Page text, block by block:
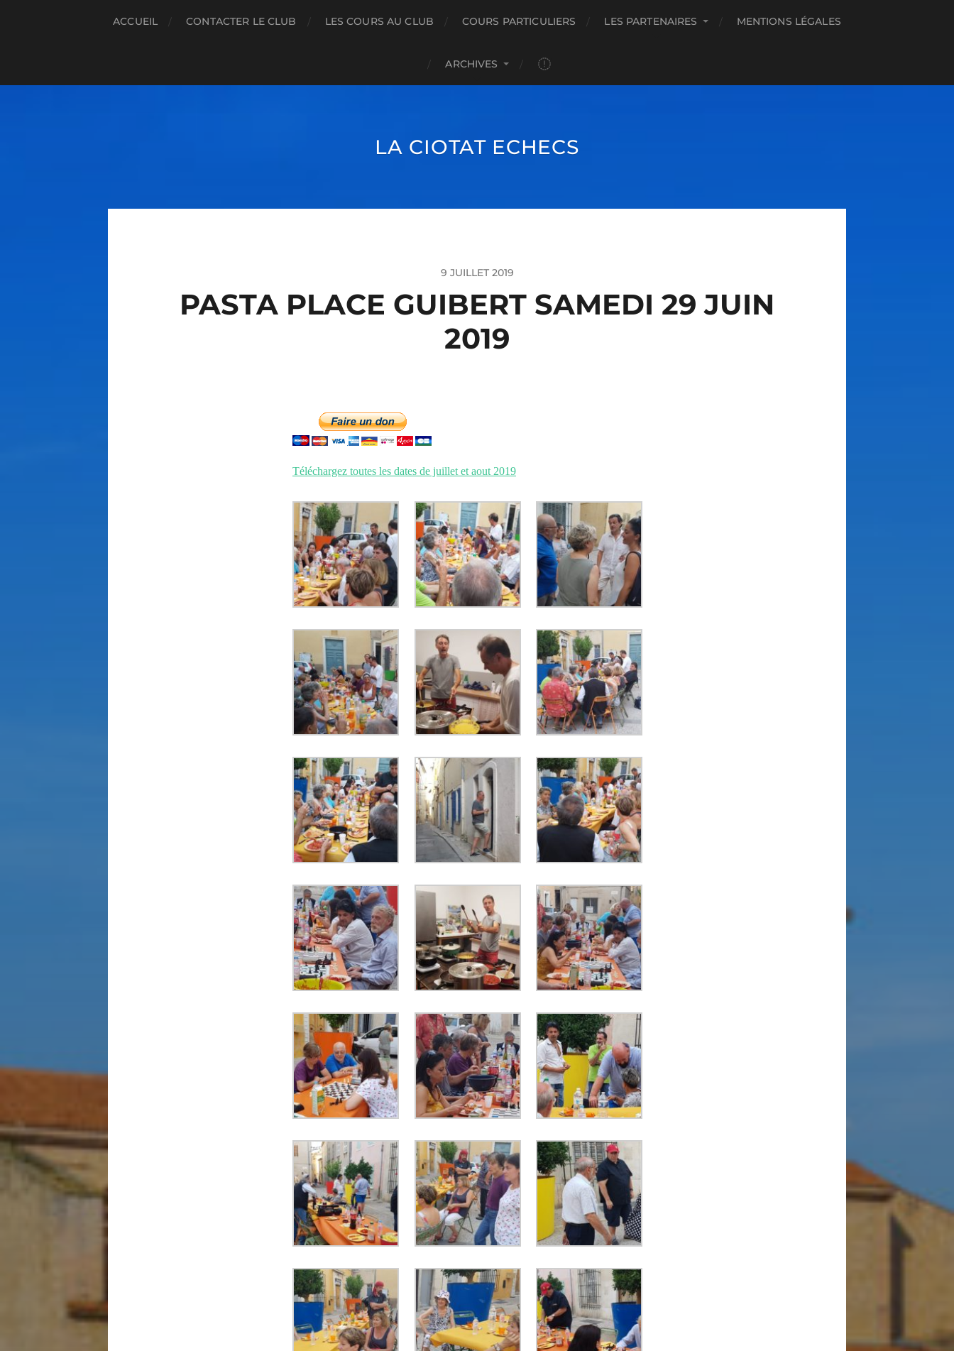
ACCUEIL CONTACTER LE CLUB LES COURS AU CLUB COURS PARTICULIERS LES PARTENAIRES MENTIONS LÉGALES
ARCHIVES
LA CIOTAT ECHECS
9 JUILLET 2019
PASTA PLACE GUIBERT SAMEDI 29 JUIN
2019
Téléchargez toutes les dates de juillet et aout 2019